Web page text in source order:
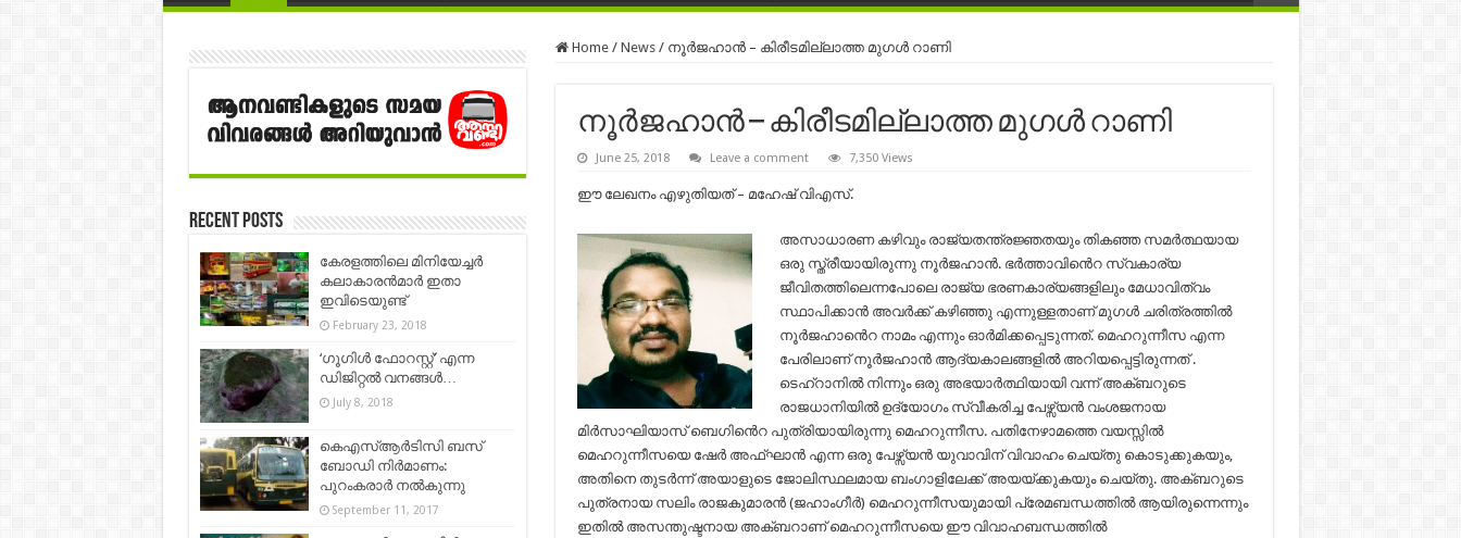
Home / News / നൂർജഹാൻ – കിരീടമില്ലാത്ത മുഗൾ റാണി
നൂർജഹാൻ – കിരീടമില്ലാത്ത മുഗൾ റാണി
June 25, 2018 Leave a comment 7,350 Views
ഈ ലേഖനം എഴുതിയത് – മഹേഷ് വിഎസ്.
അസാധാരണ കഴിവും രാജ്യതന്ത്രജ്ഞതയും തികഞ്ഞ സമർത്ഥയായ
ഒരു സ്ത്രീയായിരുന്നു നൂർജഹാൻ. ഭർത്താവിൻെറ സ്വകാര്യ
ജീവിതത്തിലെന്നപോലെ രാജ്യ ഭരണകാര്യങ്ങളിലും മേധാവിത്വം
സ്ഥാപിക്കാൻ അവർക്ക് കഴിഞ്ഞു എന്നുള്ളതാണ് മുഗൾ ചരിത്രത്തിൽ
നൂർജഹാൻെറ നാമം എന്നും ഓർമിക്കപ്പെടുന്നത്. മെഹറുന്നീസ എന്ന
പേരിലാണ് നൂർജഹാൻ ആദ്യകാലങ്ങളിൽ അറിയപ്പെട്ടിരുന്നത് .
ടെഹ്റാനിൽ നിന്നും ഒരു അഭയാർത്ഥിയായി വന്ന് അക്ബറുടെ
രാജധാനിയിൽ ഉദ്യോഗം സ്വീകരിച്ച പേഴ്സ്യൻ വംശജനായ
മിർസാഘിയാസ് ബെഗിൻെറ പുത്രിയായിരുന്നു മെഹറുന്നീസ. പതിനേഴാമത്തെ വയസ്സിൽ
മെഹറുന്നീസയെ ഷേർ അഫ്ഘാൻ എന്ന ഒരു പേഴ്സ്യൻ യുവാവിന് വിവാഹം ചെയ്തു കൊടുക്കുകയും,
അതിനെ തുടർന്ന് അയാളുടെ ജോലിസ്ഥലമായ ബംഗാളിലേക്ക് അയയ്ക്കുകയും ചെയ്തു. അക്ബറുടെ
പുത്രനായ സലിം രാജകുമാരൻ (ജഹാംഗീർ) മെഹറുന്നീസയുമായി പ്രേമബന്ധത്തിൽ ആയിരുന്നെന്നും
ഇതിൽ അസന്തുഷ്ടനായ അക്ബറാണ് മെഹറുന്നീസയെ ഈ വിവാഹബന്ധത്തിൽ
Recent Posts
കേരളത്തിലെ മിനിയേച്ചർ
കലാകാരൻമാർ ഇതാ
ഇവിടെയുണ്ട്
February 23, 2018
‘ഗൂഗിൾ ഫോറസ്റ്റ്’ എന്ന
ഡിജിറ്റൽ വനങ്ങൾ…
July 8, 2018
കെഎസ്ആർടിസി ബസ്
ബോഡി നിർമാണം:
പുറംകരാർ നൽകുന്നു
September 11, 2017